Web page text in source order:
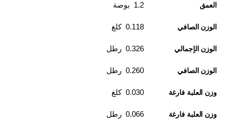
العمق 1.2 بوصة
الوزن الصافي 0.118 كلغ
الوزن الإجمالي 0.326 رطل
الوزن الصافي 0.260 رطل
وزن العلبة فارغة 0.030 كلغ
وزن العلبة فارغة 0.066 رطل